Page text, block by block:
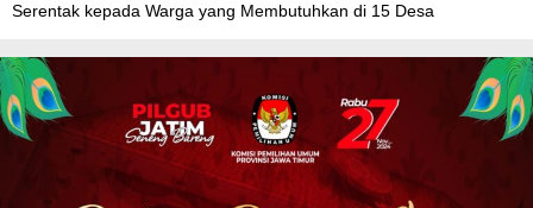
Serentak kepada Warga yang Membutuhkan di 15 Desa